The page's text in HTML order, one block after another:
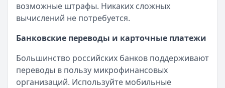
возможные штрафы. Никаких сложных
вычислений не потребуется.
Банковские переводы и карточные платежи
Большинство российских банков поддерживают
переводы в пользу микрофинансовых
организаций. Используйте мобильные